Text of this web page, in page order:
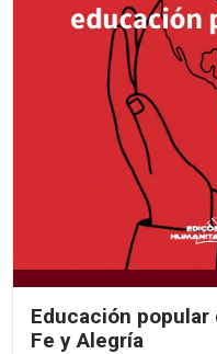
Educación
Fe y Alegría